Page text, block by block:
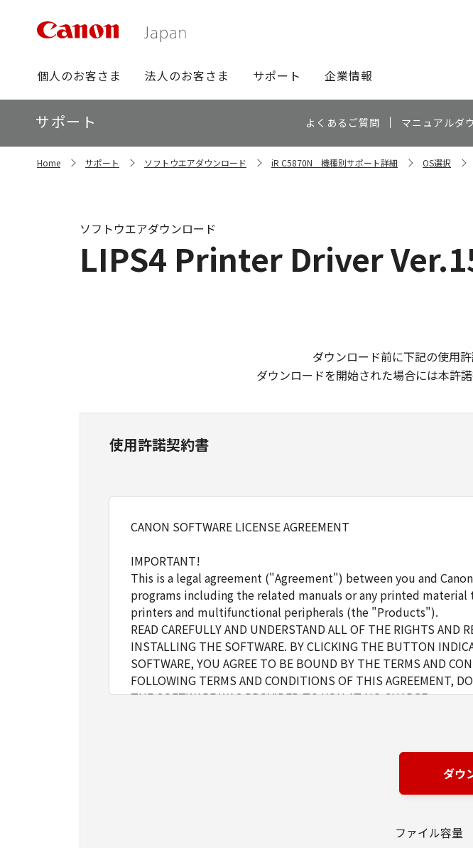
グ
ロ
ー
バ
ビ
個人のお客さま 法人のお客さま サポート 企業情報
ロ
ー
カ
ル
サポート よくあるご質問 マニュアルダ
Home サポート ソフトウエアダウンロード iR C5870N 機種別サポート詳細 OS選択
LIPS4 Printer Driver
ソフトウエアダウンロード
ダウンロード前に下記の使用
ダウンロードを開始された場合には本許
使用許諾契約書
CANON SOFTWARE LICENSE AGREEMENT
IMPORTANT!
This is a legal agreement ("Agreement") between you and
programs including the related manuals or any printed
printers and multifunctional peripherals (the "Products").
READ CAREFULLY AND UNDERSTAND ALL OF THE RIGHTS AND
INSTALLING THE SOFTWARE. BY CLICKING THE BUTTON
SOFTWARE, YOU AGREE TO BE BOUND BY THE TERMS AND
FOLLOWING TERMS AND CONDITIONS OF THIS AGREEMENT,
THE SOFTWARE WAS PROVIDED TO YOU AT NO CHARGE.
installing, accessing, executing or displaying) the Software
network connected to the Products (the "Designated
You may allow other users of other computers connected to
must assure that all such users shall abide by the terms of this
You may make one copy of the Software solely for a back-up
ダウ
ファイル容